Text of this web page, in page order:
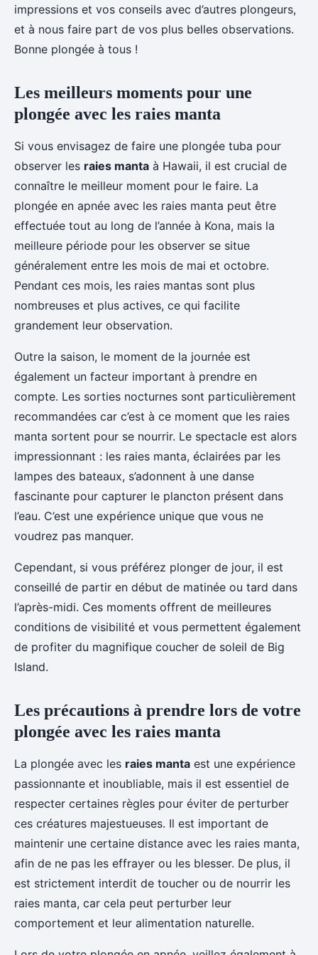
impressions et vos conseils avec d’autres plongeurs,
et à nous faire part de vos plus belles observations.
Bonne plongée à tous !
Les meilleurs moments pour une
plongée avec les raies manta
Si vous envisagez de faire une plongée tuba pour
observer les raies manta à Hawaii, il est crucial de
connaître le meilleur moment pour le faire. La
plongée en apnée avec les raies manta peut être
effectuée tout au long de l’année à Kona, mais la
meilleure période pour les observer se situe
généralement entre les mois de mai et octobre.
Pendant ces mois, les raies mantas sont plus
nombreuses et plus actives, ce qui facilite
grandement leur observation.
Outre la saison, le moment de la journée est
également un facteur important à prendre en
compte. Les sorties nocturnes sont particulièrement
recommandées car c’est à ce moment que les raies
manta sortent pour se nourrir. Le spectacle est alors
impressionnant : les raies manta, éclairées par les
lampes des bateaux, s’adonnent à une danse
fascinante pour capturer le plancton présent dans
l’eau. C’est une expérience unique que vous ne
voudrez pas manquer.
Cependant, si vous préférez plonger de jour, il est
conseillé de partir en début de matinée ou tard dans
l’après-midi. Ces moments offrent de meilleures
conditions de visibilité et vous permettent également
de profiter du magnifique coucher de soleil de Big
Island.
Les précautions à prendre lors de votre
plongée avec les raies manta
La plongée avec les raies manta est une expérience
passionnante et inoubliable, mais il est essentiel de
respecter certaines règles pour éviter de perturber
ces créatures majestueuses. Il est important de
maintenir une certaine distance avec les raies manta,
afin de ne pas les effrayer ou les blesser. De plus, il
est strictement interdit de toucher ou de nourrir les
raies manta, car cela peut perturber leur
comportement et leur alimentation naturelle.